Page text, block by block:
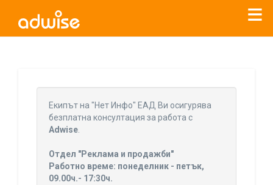
Уважаеми рекламодатели, с настоящото съобщение
бихме искали да Ви уведомим, че „Нет Инфо“ ЕАД (
прекратява услугата Adwiseсчитано от
г
Eкипът на "Нет Инфо" ЕАД Ви осигурява
безплатна консултация за работа с
Adwise.
Отдел "Реклама и продажби"
Работно време: понеделник - петък,
09.00ч.- 17:30ч.